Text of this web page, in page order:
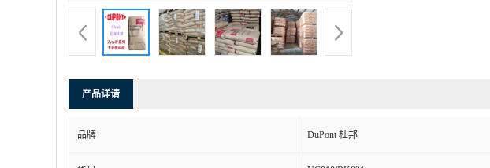
产品详请
品牌 DuPont 杜邦